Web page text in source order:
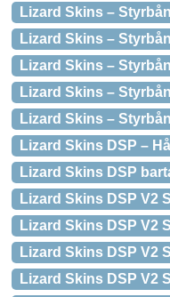
Lizard Skins –
Lizard Skins –
Lizard Skins –
Lizard Skins –
Lizard Skins –
Lizard Skins DSP –
Lizard Skins DSP
Lizard Skins DSP V2
Lizard Skins DSP V2
Lizard Skins DSP V2
Lizard Skins DSP V2